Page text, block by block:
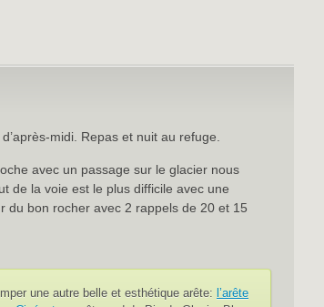
midi. Repas et nuit au refuge.
avec un passage sur le glacier nous
de la voie est le plus difficile avec une
du bon rocher avec 2 rappels de 20 et 15
une autre belle et esthétique arête: l’arête